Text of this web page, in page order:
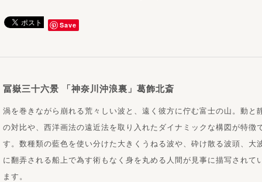
Save
冨嶽三十六景 「神奈川沖浪裏」葛飾北斎
渦を巻きながら崩れる荒々しい波と、遠く彼方に佇む富士の山。動と
の対比や、西洋画法の遠近法を取り入れたダイナミックな構図が特徴
す。数種類の藍色を使い分けた大きくうねる波や、砕け散る波頭、大
に翻弄される船上で為す術もなく身を丸める人間が見事に描写されて
ます。